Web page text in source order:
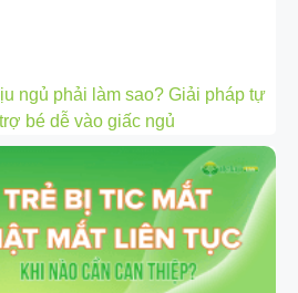
ngủ phải làm sao? Giải pháp tự
bé dễ vào giấc ngủ